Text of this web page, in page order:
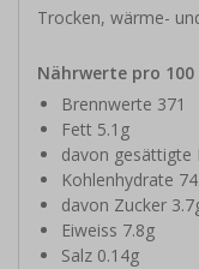
Trocken, wärme-
Nährwerte pro
Brennwerte 371
Fett 5.1g
davon gesättigte
Kohlenhydrate
davon Zucker
Eiweiss 7.8g
Salz 0.14g